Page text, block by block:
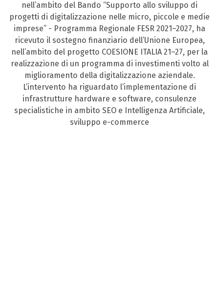
nell’ambito del Bando “Supporto allo sviluppo di
progetti di digitalizzazione nelle micro, piccole e medie
imprese” - Programma Regionale FESR 2021–2027, ha
ricevuto il sostegno finanziario dell’Unione Europea,
nell’ambito del progetto COESIONE ITALIA 21–27, per la
realizzazione di un programma di investimenti volto al
miglioramento della digitalizzazione aziendale.
L’intervento ha riguardato l’implementazione di
infrastrutture hardware e software, consulenze
specialistiche in ambito SEO e Intelligenza Artificiale,
sviluppo e-commerce